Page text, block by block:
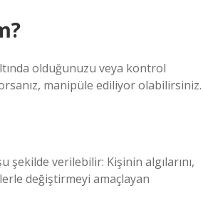
olduğunuzu veya kontrol
manipüle ediliyor olabilirsiniz.
şekilde verilebilir: Kişinin algılarını,
değiştirmeyi amaçlayan